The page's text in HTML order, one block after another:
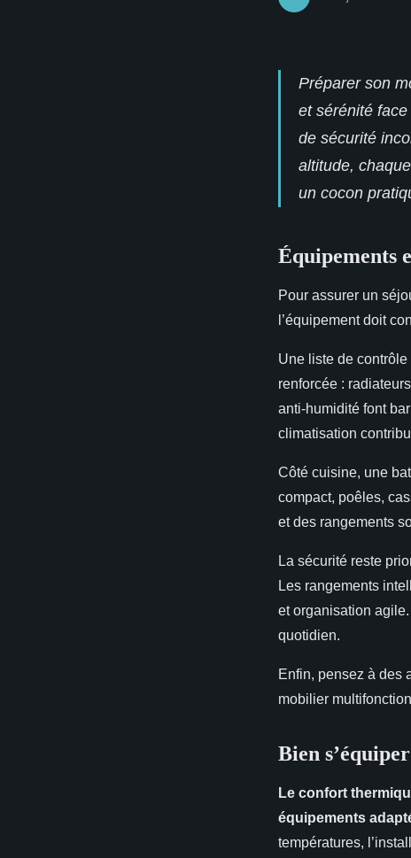
Préparer son
et sérénité
de sécurité
altitude,
un cocon
Équipements
Pour assurer un
l’équipement doit
Une liste de contrôle
renforcée :
anti-humidité font
climatisation
Côté cuisine, une
compact, poêles,
et des rangements
La sécurité reste
Les rangements
et organisation
quotidien.
Enfin, pensez à des
mobilier
Bien
Le confort
équipements
températures,